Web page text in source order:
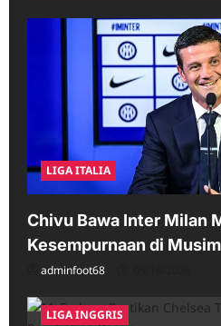
LIGA ITALIA
Chivu Bawa Inter Milan
Kesempurnaan di
adminfoot68
LIGA INGGRIS